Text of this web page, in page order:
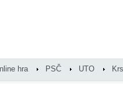
hra PSČ UTO